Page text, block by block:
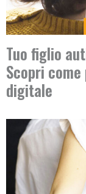
Tuo figlio
Scopri
digitale